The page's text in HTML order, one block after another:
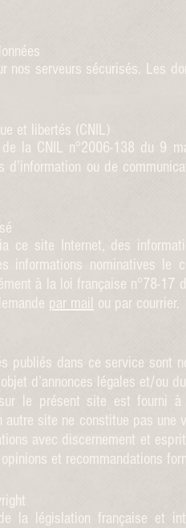
nos serveurs sécurisés. Les
et libertés (CNIL)
de la CNIL n°2006-138 du 9
ou de
ce site Internet, des
informations nominatives le
à la loi française n°78-
par mail ou par courrier.
publiés dans ce service sont
d’annonces légales et/ou
le présent site est fourni
autre site ne constitue pas
avec discernement et
et recommandations
la législation française et